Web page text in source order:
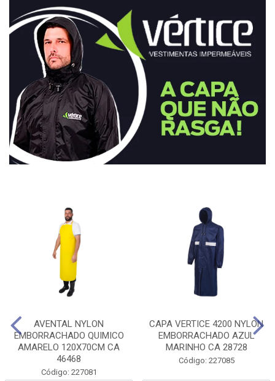
AVENTAL NYLON
EMBORRACHADO QUIMICO
AMARELO 120X70CM CA
46468
Código: 227081
CAPA VERTICE 4200 NYLON
EMBORRACHADO AZUL
MARINHO CA 28728
Código: 227085